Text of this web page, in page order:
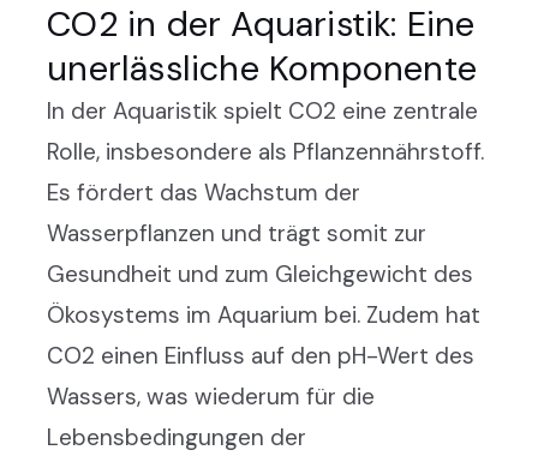
CO2 in der Aquaristik: Eine
unerlässliche Komponente
In der Aquaristik spielt CO2 eine zentrale
Rolle, insbesondere als Pflanzennährstoff.
Es fördert das Wachstum der
Wasserpflanzen und trägt somit zur
Gesundheit und zum Gleichgewicht des
Ökosystems im Aquarium bei. Zudem hat
CO2 einen Einfluss auf den pH-Wert des
Wassers, was wiederum für die
Lebensbedingungen der